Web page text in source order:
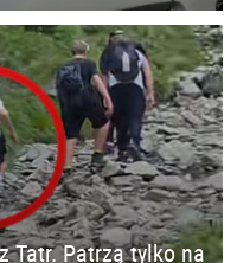
Tatr. Patrzą tylko na